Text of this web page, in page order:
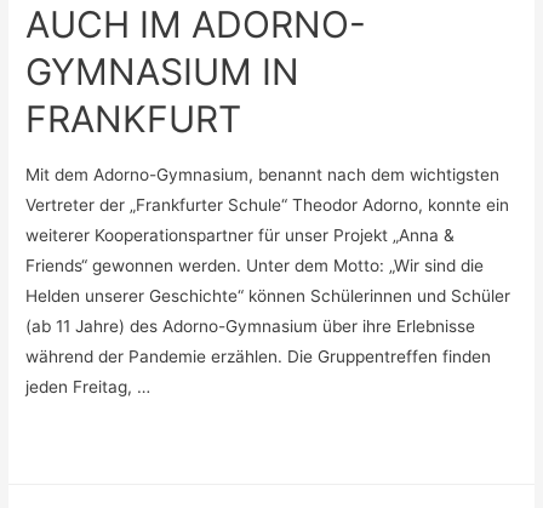
AUCH IM ADORNO-
GYMNASIUM IN
FRANKFURT
Mit dem Adorno-Gymnasium, benannt nach dem wichtigsten
Vertreter der „Frankfurter Schule“ Theodor Adorno, konnte ein
weiterer Kooperationspartner für unser Projekt „Anna &
Friends“ gewonnen werden. Unter dem Motto: „Wir sind die
Helden unserer Geschichte“ können Schülerinnen und Schüler
(ab 11 Jahre) des Adorno-Gymnasium über ihre Erlebnisse
während der Pandemie erzählen. Die Gruppentreffen finden
jeden Freitag, …